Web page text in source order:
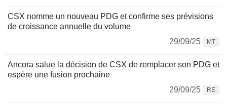
CSX nomme un nouveau PDG et confirme ses prévisions
de croissance annuelle du volume
29/09/25
MT
Ancora salue la décision de CSX de remplacer son PDG et
espère une fusion prochaine
29/09/25
RE